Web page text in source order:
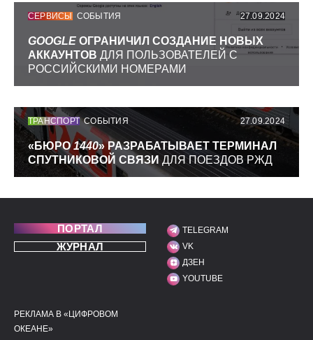
СЕРВИСЫ СОБЫТИЯ 27.09.2024
GOOGLE ОГРАНИЧИЛ СОЗДАНИЕ НОВЫХ
АККАУНТОВ ДЛЯ ПОЛЬЗОВАТЕЛЕЙ С
РОССИЙСКИМИ НОМЕРАМИ
ТРАНСПОРТ СОБЫТИЯ 27.09.2024
«БЮРО1440» РАЗРАБАТЫВАЕТ ТЕРМИНАЛ
СПУТНИКОВОЙ СВЯЗИ ДЛЯ ПОЕЗДОВ РЖД
ПОРТАЛ
ЖУРНАЛ
МЫ В СОЦИАЛЬНЫХ
TELEGRAM
VK
ДЗЕН
YOUTUBE
ПОЛЕЗНЫЕ ССЫЛКИ
РЕКЛАМА В «ЦИФРОВОМ
ОКЕАНЕ»